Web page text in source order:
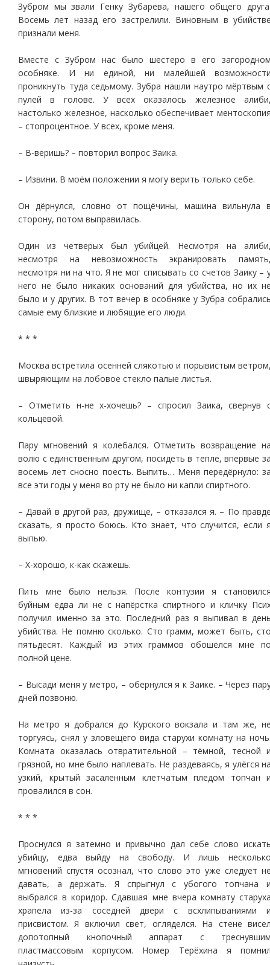
Зубром мы звали Генку Зубарева, нашего общего
Восемь лет назад его застрелили. Виновным в
признали меня.
Вместе с Зубром нас было шестеро в его
особняке. И ни единой, ни малейшей
проникнуть туда седьмому. Зубра нашли наутро мёртвым
пулей в голове. У всех оказалось железное
настолько железное, насколько обеспечивает
– стопроцентное. У всех, кроме меня.
– В-веришь? – повторил вопрос Заика.
– Извини. В моём положении я могу верить только себе.
Он дёрнулся, словно от пощёчины, машина вильнула
сторону, потом выправилась.
Один из четверых был убийцей. Несмотря на
несмотря на невозможность экранировать
несмотря ни на что. Я не мог списывать со счетов Заику –
него не было никаких оснований для убийства, но их
было и у других. В тот вечер в особняке у Зубра
самые ему близкие и любящие его люди.
* * *
Москва встретила осенней слякотью и порывистым
швыряющим на лобовое стекло палые листья.
– Отметить н-не х-хочешь? – спросил Заика, свернув
кольцевой.
Пару мгновений я колебался. Отметить возвращение
волю с единственным другом, посидеть в тепле, впервые
восемь лет сносно поесть. Выпить… Меня передёрнуло:
все эти годы у меня во рту не было ни капли спиртного.
– Давай в другой раз, дружище, – отказался я. – По
сказать, я просто боюсь. Кто знает, что случится, если
выпью.
– Х-хорошо, к-как скажешь.
Пить мне было нельзя. После контузии я
буйным едва ли не с напёрстка спиртного и кличку
получил именно за это. Последний раз я выпивал в
убийства. Не помню сколько. Сто грамм, может быть,
пятьдесят. Каждый из этих граммов обошёлся мне
полной цене.
– Высади меня у метро, – обернулся я к Заике. – Через
дней позвоню.
На метро я добрался до Курского вокзала и там же,
торгуясь, снял у зловещего вида старухи комнату на
Комната оказалась отвратительной – тёмной, тесной
грязной, но мне было наплевать. Не раздеваясь, я улёгся
узкий, крытый засаленным клетчатым пледом топчан
провалился в сон.
* * *
Проснулся я затемно и привычно дал себе слово
убийцу, едва выйду на свободу. И лишь
мгновений спустя осознал, что слово это уже следует
давать, а держать. Я спрыгнул с убогого топчана
выбрался в коридор. Сдавшая мне вчера комнату
храпела из-за соседней двери с всхлипываниями
присвистом. Я включил свет, огляделся. На стене
допотопный кнопочный аппарат с
пластмассовым корпусом. Номер Терёхина я